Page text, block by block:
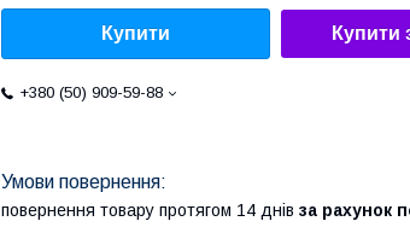
Купити Купити
+380 (50) 909-59-88
повернення товару протягом 14 днів за рахунок